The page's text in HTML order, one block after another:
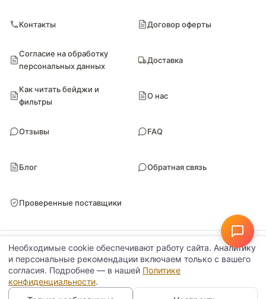
Контакты Договор оферты
Согласие на обработку
персональных данных
Доставка
Как читать бейджи и
фильтры
О нас
Отзывы FAQ
Блог Обратная связь
Проверенные поставщики
© Поставкин 2026ООО «Блитури» · ИНН 9102052170 · ОГРН 1149102107461
Политика конфиденциальности Настройки данных
Необходимые cookie обеспечивают работу сайта. Аналитику
и персональные рекомендации включаем только с вашего
согласия. Подробнее — в нашей Политике
конфиденциальности.